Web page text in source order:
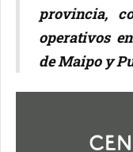
provincia,
operativos
de Maipo y